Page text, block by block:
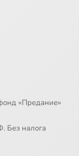
«Предание»
Без налога